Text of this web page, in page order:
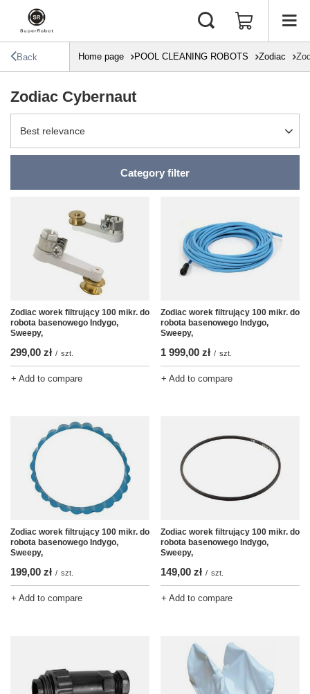
Back Home page POOL CLEANING ROBOTS Zodiac
Zodiac Cybernaut
Change sorting
Best relevance
Category filter
Zodiac worek filtrujący 100 mikr. do
robota basenowego Indygo,
Sweepy,
299,00 zł / szt.
+ Add to compare
Zodiac worek filtrujący 100 mikr. do
robota basenowego Indygo,
Sweepy,
1 999,00 zł / szt.
+ Add to compare
Zodiac worek filtrujący 100 mikr. do
robota basenowego Indygo,
Sweepy,
199,00 zł / szt.
+ Add to compare
Zodiac worek filtrujący 100 mikr. do
robota basenowego Indygo,
Sweepy,
149,00 zł / szt.
+ Add to compare